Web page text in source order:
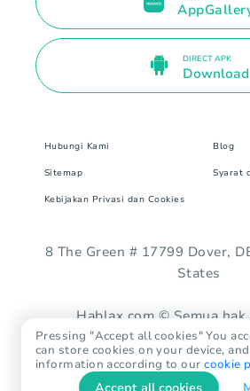
DIRECT APK
Download
Hubungi Kami Blog
Sitemap Syarat
Kebijakan Privasi dan Cookies
8 The Green # 17799 Dover,
States
Hablax.com © Semua hak
Pressing "Accept all cookies" You
can store cookies on your device,
information according to ourcookie
Accept all cookies